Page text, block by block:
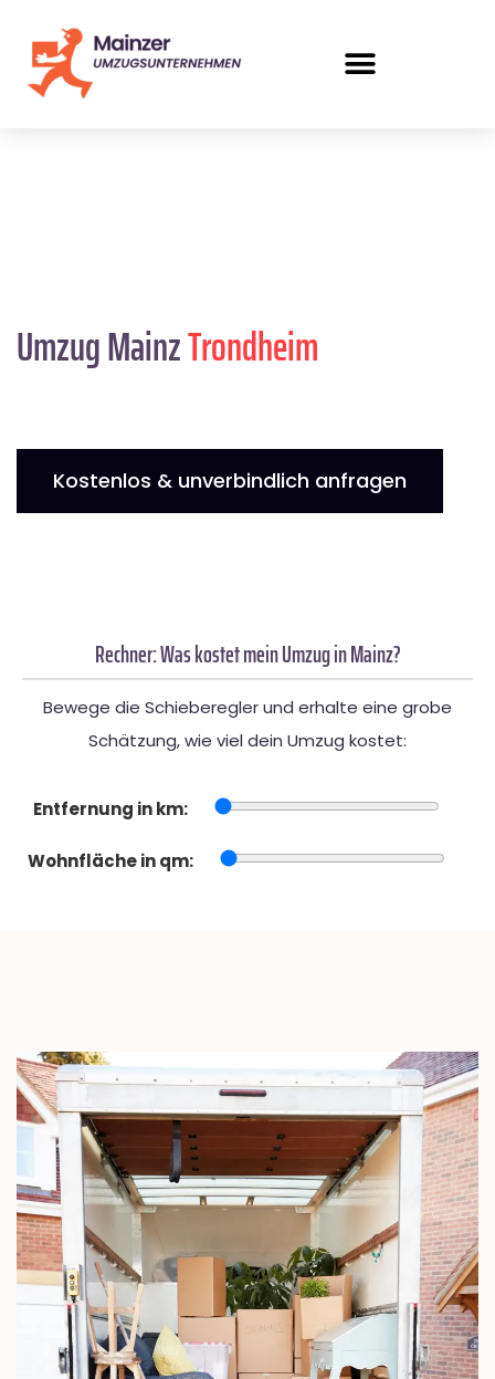
Umzug MainzTrondheim
Kostenlos & unverbindlich anfragen
Rechner: Was kostet mein Umzug in Mainz?
Bewege die Schieberegler und erhalte eine grobe
Schätzung, wie viel dein Umzug kostet:
Entfernung in km:
Wohnfläche in qm: